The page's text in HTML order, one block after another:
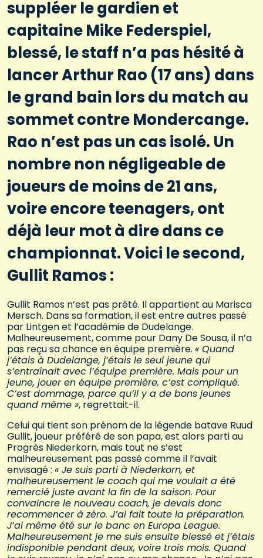
suppléer le gardien et
capitaine Mike Federspiel,
blessé, le staff n’a pas hésité à
lancer Arthur Rao (17 ans) dans
le grand bain lors du match au
sommet contre Mondercange.
Rao n’est pas un cas isolé. Un
nombre non négligeable de
joueurs de moins de 21 ans,
voire encore teenagers, ont
déjà leur mot à dire dans ce
championnat. Voici le second,
Gullit Ramos :
Gullit Ramos n’est pas prêté. Il appartient au Marisca
Mersch. Dans sa formation, il est entre autres passé
par Lintgen et l’académie de Dudelange.
Malheureusement, comme pour Dany De Sousa, il n’a
pas reçu sa chance en équipe première. « Quand
j’étais à Dudelange, j’étais le seul jeune qui
s’entraînait avec l’équipe première. Mais pour un
jeune, jouer en équipe première, c’est compliqué.
C’est dommage, parce qu’il y a de bons jeunes
quand même », regrettait-il.
Celui qui tient son prénom de la légende batave Ruud
Gullit, joueur préféré de son papa, est alors parti au
Progrès Niederkorn, mais tout ne s’est
malheureusement pas passé comme il l’avait
envisagé : « Je suis parti à Niederkorn, et
malheureusement le coach qui me voulait a été
remercié juste avant la fin de la saison. Pour
convaincre le nouveau coach, je devais donc
recommencer à zéro. J’ai fait toute la préparation.
J’ai même été sur le banc en Europa League.
Malheureusement je me suis ensuite blessé et j’étais
indisponible pendant deux, voire trois mois. Quand